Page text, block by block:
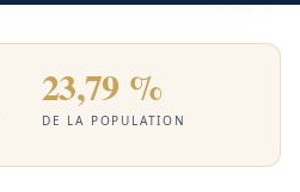
23,79 %
DE LA POPULATION